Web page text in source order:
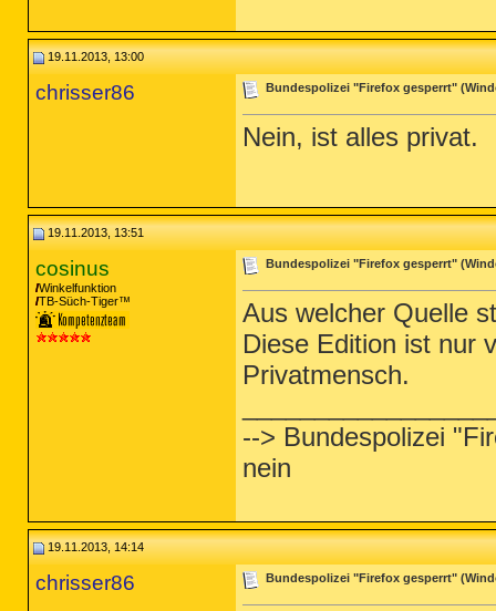
19.11.2013, 13:00
chrisser86 Bundespolizei "Firefox gesperrt"
Nein, ist alles privat.
19.11.2013, 13:51
cosinus
Winkelfunktion
TB-Süch-Tiger™
Bundespolizei "Firefox gesperrt"
Aus welcher Quelle
Diese Edition ist nur
Privatmensch.
--> Bundespolizei
nein
19.11.2013, 14:14
chrisser86 Bundespolizei "Firefox gesperrt"